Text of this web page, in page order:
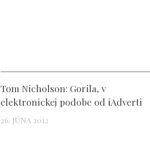
Tom Nicholson: Gorila, v
elektronickej podobe od iAdverti
26. JÚNA 2012